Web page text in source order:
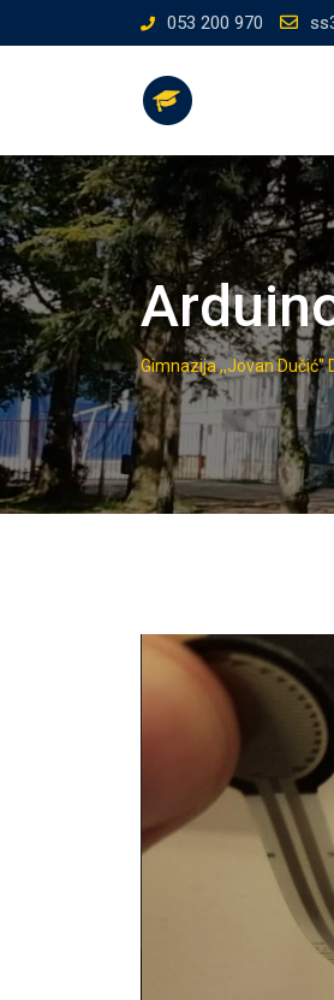
to
053 200 970
Gimnazija ,,Jovan Dučić"